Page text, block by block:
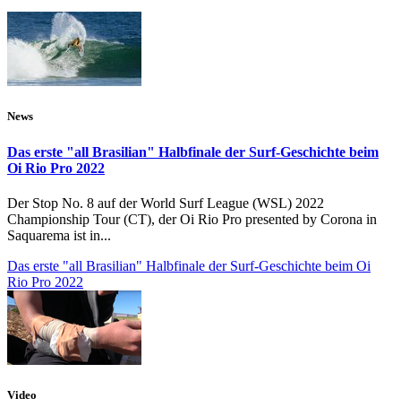
News
Das erste "all Brasilian" Halbfinale der Surf-Geschichte beim
Oi Rio Pro 2022
Der Stop No. 8 auf der World Surf League (WSL) 2022
Championship Tour (CT), der Oi Rio Pro presented by Corona in
Saquarema ist in...
Das erste "all Brasilian" Halbfinale der Surf-Geschichte beim Oi
Rio Pro 2022
Video